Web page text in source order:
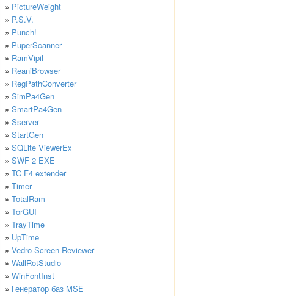
» PictureWeight
» P.S.V.
» Punch!
» PuperScanner
» RamVipil
» ReaniBrowser
» RegPathConverter
» SimPa4Gen
» SmartPa4Gen
» Sserver
» StartGen
» SQLite ViewerEx
» SWF 2 EXE
» TC F4 extender
» Timer
» TotalRam
» TorGUI
» TrayTime
» UpTime
» Vedro Screen Reviewer
» WallRotStudio
» WinFontInst
» Генератор баз MSE